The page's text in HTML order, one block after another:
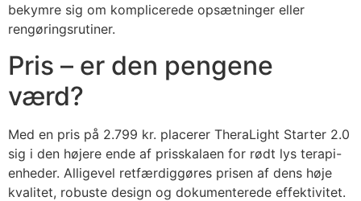
bekymre sig om komplicerede opsætninger eller
rengøringsrutiner.
Pris – er den pengene
værd?
Med en pris på 2.799 kr. placerer TheraLight Starter 2.0
sig i den højere ende af prisskalaen for rødt lys terapi-
enheder. Alligevel retfærdiggøres prisen af dens høje
kvalitet, robuste design og dokumenterede effektivitet.